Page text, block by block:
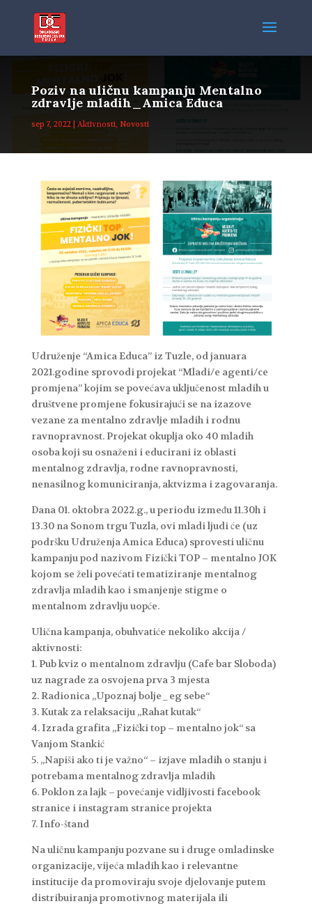
Poziv na uličnu kampanju Mentalno
zdravlje mladih_Amica Educa
sep 7, 2022|Aktivnosti, Novosti
Udruženje “Amica Educa” iz Tuzle, od januara
2021.godine sprovodi projekat “Mladi/e agenti/ce
promjena” kojim se povećava uključenost mladih u
društvene promjene fokusirajući se na izazove
vezane za mentalno zdravlje mladih i rodnu
ravnopravnost. Projekat okuplja oko 40 mladih
osoba koji su osnaženi i educirani iz oblasti
mentalnog zdravlja, rodne ravnopravnosti,
nenasilnog komuniciranja, aktvizma i zagovaranja.
Dana 01. oktobra 2022.g., u periodu između 11.30h i
13.30 na Sonom trgu Tuzla, ovi mladi ljudi će (uz
podršku Udruženja Amica Educa) sprovesti uličnu
kampanju pod nazivom Fizički TOP – mentalno JOK
kojom se želi povećati tematiziranje mentalnog
zdravlja mladih kao i smanjenje stigme o
mentalnom zdravlju uopće.
Ulična kampanja, obuhvatiće nekoliko akcija /
aktivnosti:
1. Pub kviz o mentalnom zdravlju (Cafe bar Sloboda)
uz nagrade za osvojena prva 3 mjesta
2. Radionica „Upoznaj bolje_eg sebe“
3. Kutak za relaksaciju „Rahat kutak“
4. Izrada grafita „Fizički top – mentalno jok“ sa
Vanjom Stankić
5. „Napiši ako ti je važno“ – izjave mladih o stanju i
potrebama mentalnog zdravlja mladih
6. Poklon za lajk – povećanje vidljivosti facebook
stranice i instagram stranice projekta
7. Info-štand
Na uličnu kampanju pozvane su i druge omladinske
organizacije, vijeća mladih kao i relevantne
institucije da promoviraju svoje djelovanje putem
distribuiranja promotivnog materijala ili